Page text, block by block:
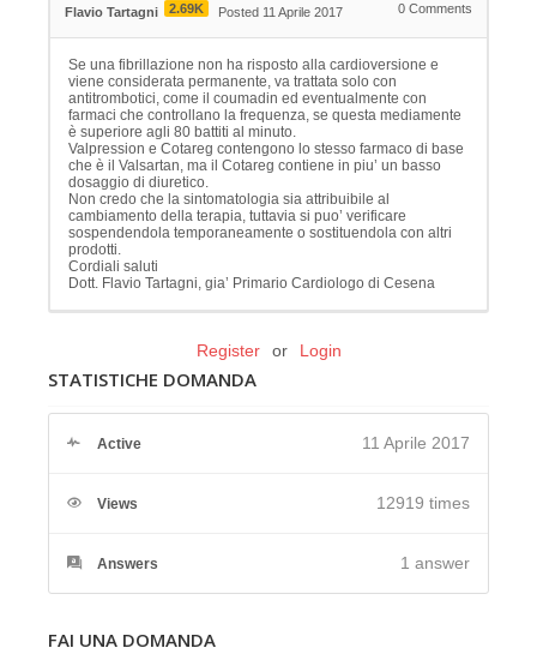
Flavio Tartagni 2.69K Posted 11 Aprile 2017 0 Comments
Se una fibrillazione non ha risposto alla cardioversione e
viene considerata permanente, va trattata solo con
antitrombotici, come il coumadin ed eventualmente con
farmaci che controllano la frequenza, se questa mediamente
è superiore agli 80 battiti al minuto.
Valpression e Cotareg contengono lo stesso farmaco di base
che è il Valsartan, ma il Cotareg contiene in piu’ un basso
dosaggio di diuretico.
Non credo che la sintomatologia sia attribuibile al
cambiamento della terapia, tuttavia si puo’ verificare
sospendendola temporaneamente o sostituendola con altri
prodotti.
Cordiali saluti
Dott. Flavio Tartagni, gia’ Primario Cardiologo di Cesena
Register or Login
STATISTICHE DOMANDA
Active 11 Aprile 2017
Views 12919 times
Answers 1 answer
FAI UNA DOMANDA